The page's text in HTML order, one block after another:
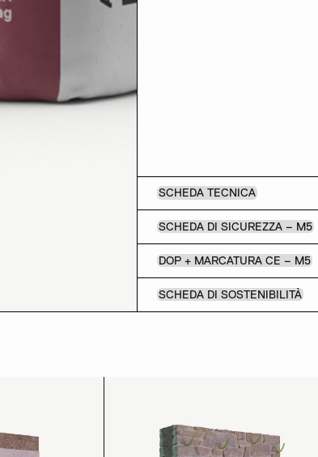
SCHEDA TECNICA
SCHEDA DI SICUREZZA – M5
DOP + MARCATURA CE – M5
SCHEDA DI SOSTENIBILITÀ